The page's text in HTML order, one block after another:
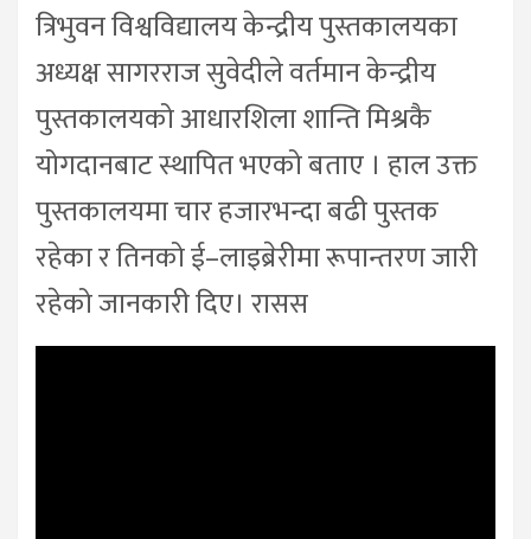
त्रिभुवन विश्वविद्यालय केन्द्रीय पुस्तकालयका
अध्यक्ष सागरराज सुवेदीले वर्तमान केन्द्रीय
पुस्तकालयको आधारशिला शान्ति मिश्रकै
योगदानबाट स्थापित भएको बताए । हाल उक्त
पुस्तकालयमा चार हजारभन्दा बढी पुस्तक
रहेका र तिनको ई–लाइब्रेरीमा रूपान्तरण जारी
रहेको जानकारी दिए। रासस